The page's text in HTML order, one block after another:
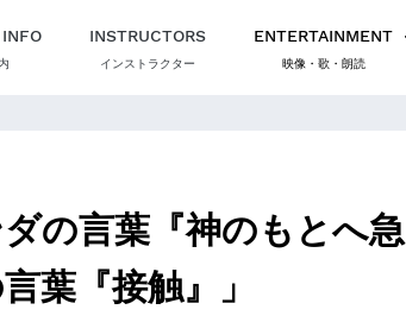
INSTRUCTORS
インストラクター
ENTERTAINMENT
映像・歌・朗読
の言葉『神のもとへ急
葉『接触』」